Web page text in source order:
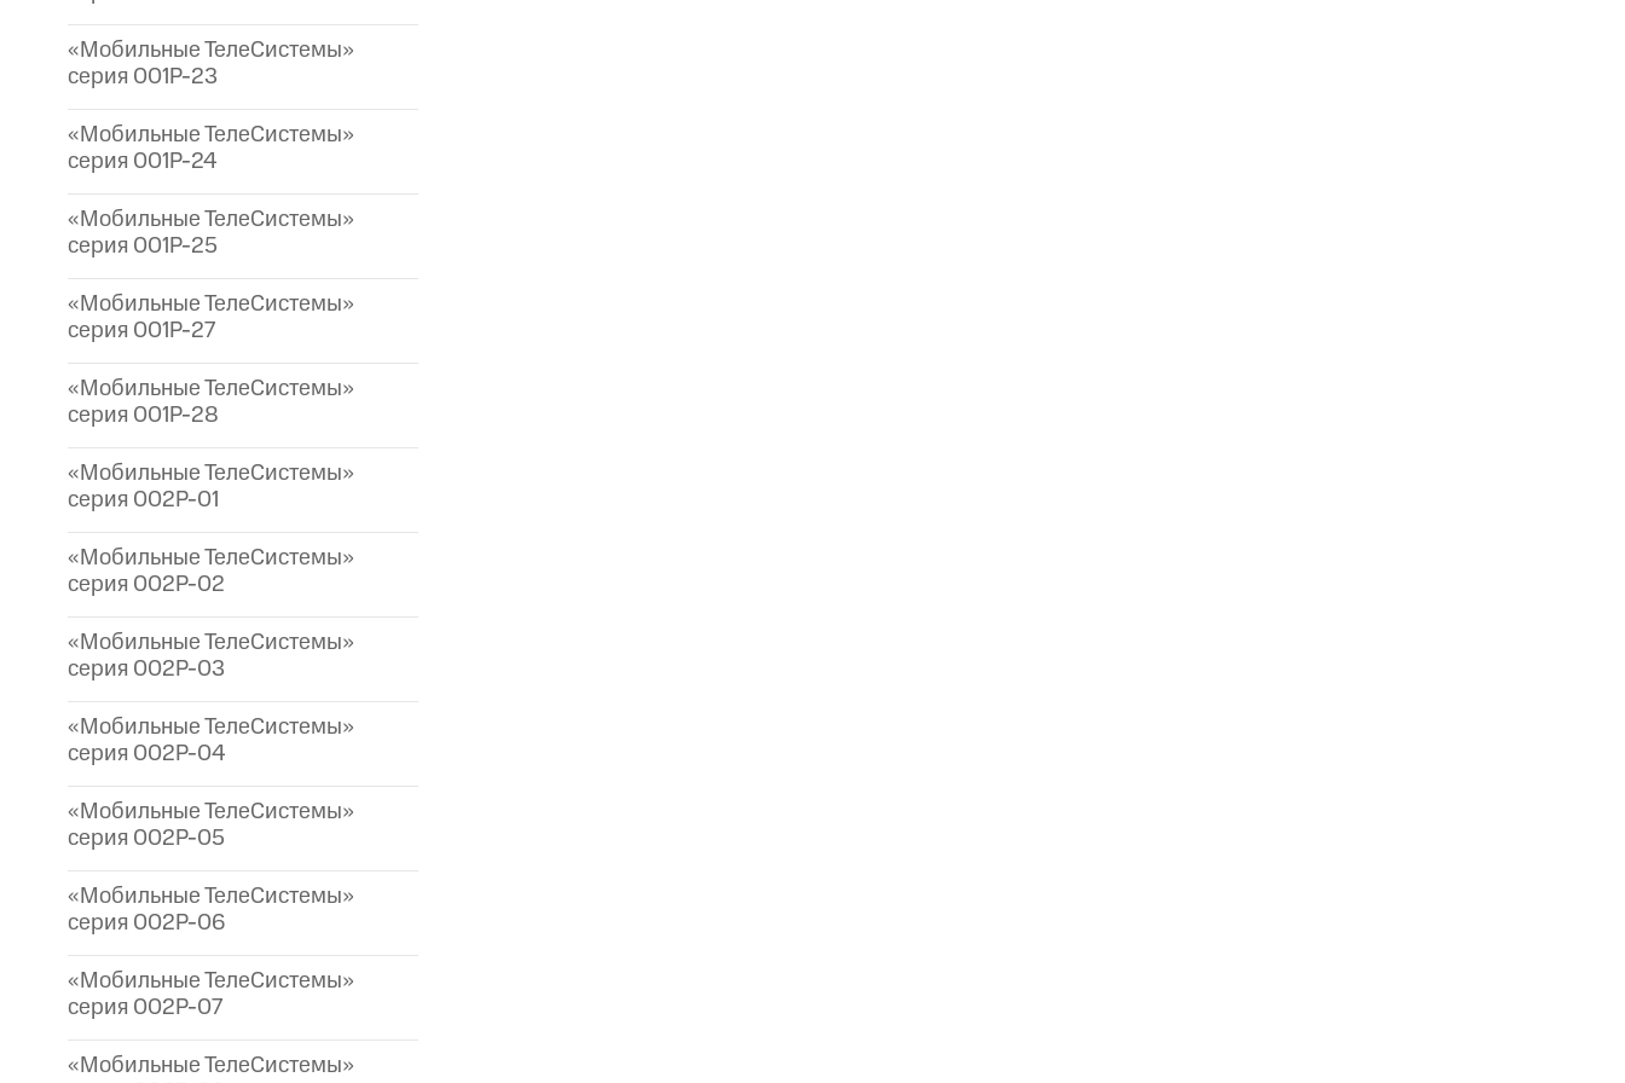
«Мобильные ТелеСистемы»
серия 001P-23
«Мобильные ТелеСистемы»
серия 001P-24
«Мобильные ТелеСистемы»
серия 001P-25
«Мобильные ТелеСистемы»
серия 001P-27
«Мобильные ТелеСистемы»
серия 001P-28
«Мобильные ТелеСистемы»
серия 002P-01
«Мобильные ТелеСистемы»
серия 002P-02
«Мобильные ТелеСистемы»
серия 002P-03
«Мобильные ТелеСистемы»
серия 002P-04
«Мобильные ТелеСистемы»
серия 002P-05
«Мобильные ТелеСистемы»
серия 002P-06
«Мобильные ТелеСистемы»
серия 002P-07
«Мобильные ТелеСистемы»